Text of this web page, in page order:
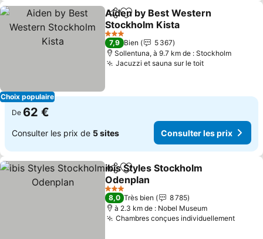
Choix populaire
PartagerAjouter à mes favoris
Aiden by Best Western
Stockholm Kista
Consulter les prix
3 Étoiles
7,9 Bien
5 367
Sollentuna, à 9.7 km de : Stockholm
Jacuzzi et sauna sur le toitConsulter
De 62 €
Consulter les prix de 5 sites Consulter les prix
PartagerAjouter à mes favoris
ibis Styles Stockholm
Odenplan
Consulter les prix
3 Étoiles
8,0 Très bien
8 785
à 2.3 km de : Nobel Museum
Chambres conçues individuellement